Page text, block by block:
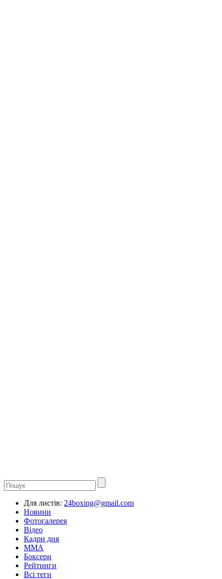
Для листів: 24boxing@gmail.com
Новини
Фотогалерея
Відео
Кадри дня
ММА
Боксери
Рейтинги
Всі теги